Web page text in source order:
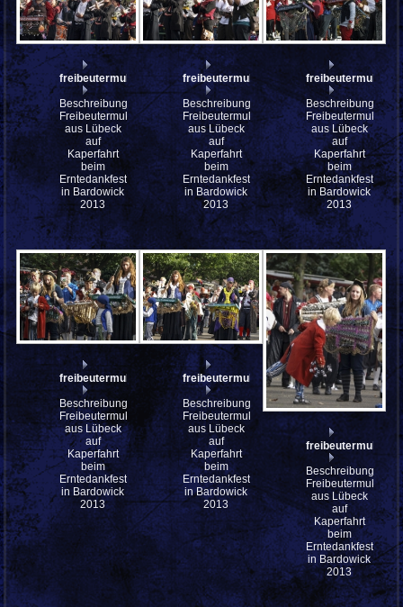
freibeutermukke_P9143147
Beschreibung:
Freibeutermukke
aus Lübeck
auf
Kaperfahrt
beim
Erntedankfest
in Bardowick
2013
freibeutermukke_P9143146
Beschreibung:
Freibeutermukke
aus Lübeck
auf
Kaperfahrt
beim
Erntedankfest
in Bardowick
2013
Beschreibung:
Freibeutermukke
aus Lübeck
auf
Kaperfahrt
beim
Erntedankfest
in Bardowick
2013
freibeutermukke_P9143143
Beschreibung:
Freibeutermukke
aus Lübeck
auf
Kaperfahrt
beim
Erntedankfest
in Bardowick
2013
freibeutermukke_P9143141
Beschreibung:
Freibeutermukke
aus Lübeck
auf
Kaperfahrt
beim
Erntedankfest
in Bardowick
2013
Beschreibung:
Freibeutermukke
aus Lübeck
auf
Kaperfahrt
beim
Erntedankfest
in Bardowick
2013